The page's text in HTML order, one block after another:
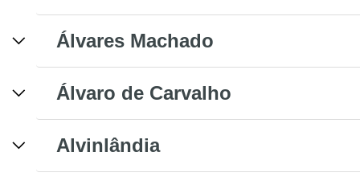
Álvares Machado
Álvaro de Carvalho
Alvinlândia